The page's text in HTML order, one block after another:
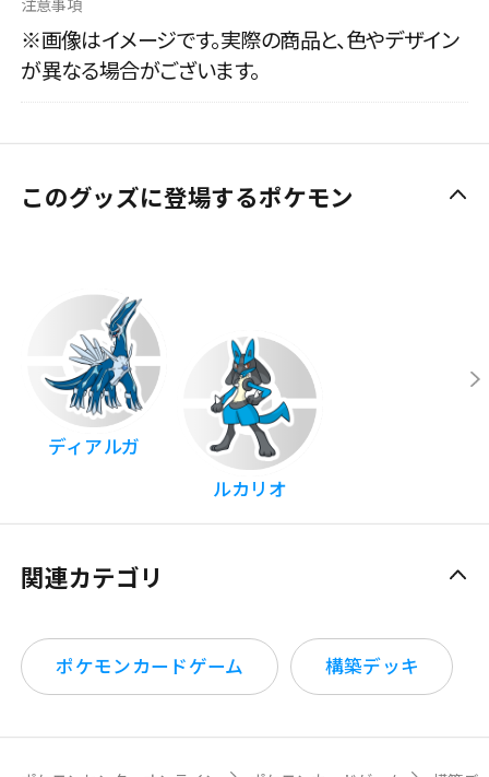
※画像はイメージです。実際の商品と、色やデザイン
が異なる場合がございます。
このグッズに登場するポケモン
ディアルガ
ルカリオ
関連カテゴリ
ポケモンカードゲーム 構築デッキ